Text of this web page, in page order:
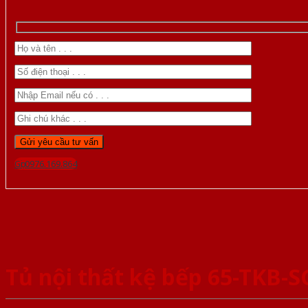
Gọi 0976.169.864
Tủ nội thất kệ bếp 65-TKB-